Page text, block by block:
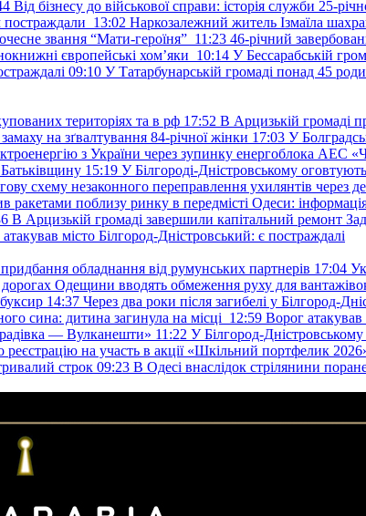
Від бізнесу до військової справи: історія служби 25-
постраждали 13:02 Наркозалежний житель Ізмаїла
звання “Мати-героїня” 11:23 46-річний
європейські хом’яки 10:14 У Бессарабській
09:10 У Татарбунарській громаді понад 45
територіях та в рф 17:52 В Арцизькій громаді
на зґвалтування 84-річної жінки 17:03 У
з України через зупинку енергоблока АЕС
15:19 У Білгороді-Дністровському
схему незаконного переправлення ухилянтів через
ракетами поблизу ринку в передмісті Одеси:
В Арцизькій громаді завершили капітальний ремонт
місто Білгород-Дністровський: є постраждалі
обладнання від румунських партнерів 17:04
Одещини вводять обмеження руху для
14:37 Через два роки після загибелі у Білгород-
сина: дитина загинула на місці 12:59 Ворог
— Вулканешти» 11:22 У Білгород-Дністровському
реєстрацію на участь в акції «Шкільний портфелик
строк 09:23 В Одесі внаслідок стрілянини